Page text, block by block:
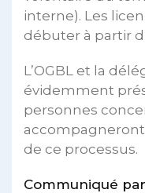
interne). Les
débuter à partir
L’OGBL et la
évidemment
personnes
accompagneront
de ce processus.
Communiqué